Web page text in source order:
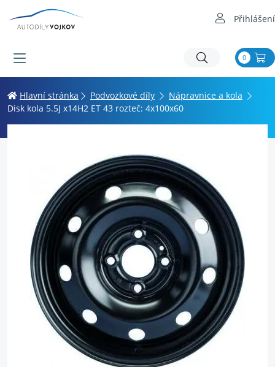
Přihlášení
0
Hlavní stránka Podvozkové díly
Nápravnice a kola
Disk kola 5.5J x14H2 ET 43 rozteč: 4x100x60